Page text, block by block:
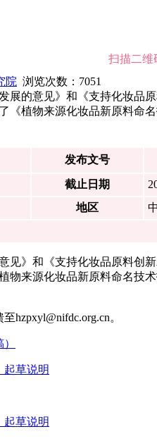
扫描二维
院 浏览次数： 7051
的意见》和《支持化妆
植物来源化妆品新原料
发布文号
截止日期
地区
》和《支持化妆品原料创
物来源化妆品新原料命名技
hzpxyl@nifdc.org.cn。
起草说明
起草说明